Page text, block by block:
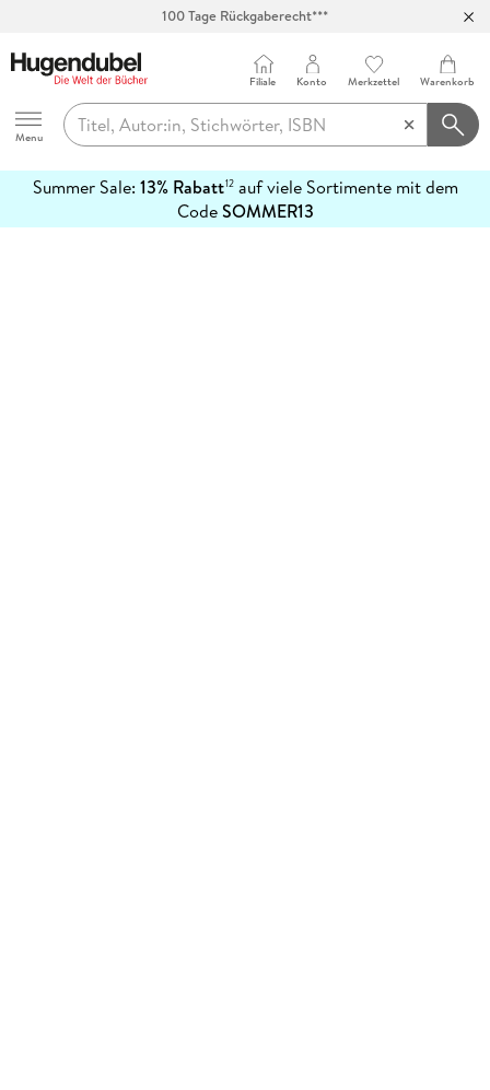
100 Tage Rückgaberecht***
Hugendubel
Menu
Filiale Konto Merkzettel Warenkorb
Summer Sale: 13% Rabatt12auf viele Sortimente mit dem
CodeSOMMER13
erfahren